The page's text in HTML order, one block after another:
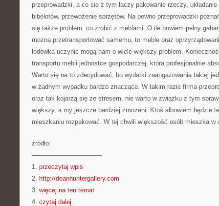
przeprowadzki, a co się z tym łączy pakowanie rzeczy,
bibelotów, przewożenie sprzętów. Na pewno przeprowadzki
się także problem, co zrobić z meblami. O ile bowiem pełny
można przetransportować samemu, to meble oraz
lodówka uczynić mogą nam o wiele większy problem.
transportu mebli jednostce gospodarczej, która profesjonalnie
Warto się na to zdecydować, bo wydatki zaangażowania takiej
w żadnym wypadku bardzo znaczące. W takim razie firma
oraz tak kojarzą się ze stresem, nie warto w związku z tym
większy, a my jeszcze bardziej zmożeni. Ktoś albowiem będzie te
mieszkaniu rozpakować. W tej chwili większość osób mieszka w
źródło:
———————————
1. przeczytaj wpis
2. http://deanhuntergallery.com
3. więcej na ten temat
4. czytaj dalej